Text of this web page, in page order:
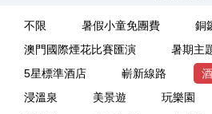
不限 暑假小童免團費
銅
澳門國際煙花比賽匯演
暑期主
5星標準酒店
嶄新線路
浸溫泉
美景遊 玩樂園